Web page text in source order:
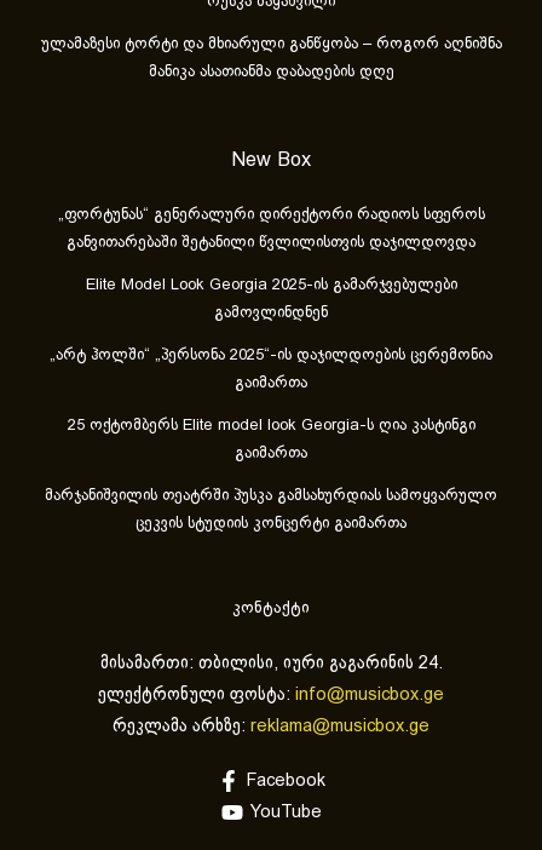
ულამაზესი ტორტი და მხიარული განწყობა – როგორ აღნიშნა
მანიკა ასათიანმა დაბადების დღე
New Box
„ფორტუნას“ გენერალური დირექტორი რადიოს სფეროს
განვითარებაში შეტანილი წვლილისთვის დაჯილდოვდა
Elite Model Look Georgia 2025-ის გამარჯვებულები
გამოვლინდნენ
„არტ ჰოლში“ „პერსონა 2025“-ის დაჯილდოების ცერემონია
გაიმართა
25 ოქტომბერს Elite model look Georgia-ს ღია კასტინგი
გაიმართა
მარჯანიშვილის თეატრში პუსკა გამსახურდიას სამოყვარულო
ცეკვის სტუდიის კონცერტი გაიმართა
კონტაქტი
მისამართი: თბილისი, იური გაგარინის 24.
ელექტრონული ფოსტა: info@musicbox.ge
რეკლამა არხზე: reklama@musicbox.ge
Facebook
YouTube